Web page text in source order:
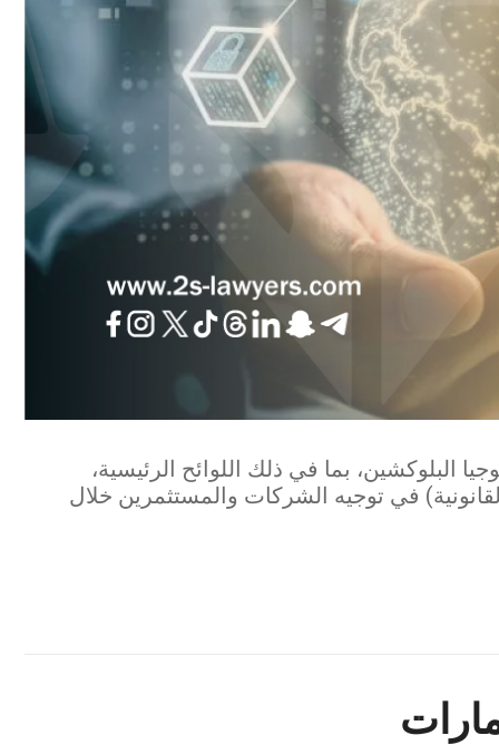
البلوكشين، بما في ذلك اللوائح الرئيسية،
في توجيه الشركات والمستثمرين خلال